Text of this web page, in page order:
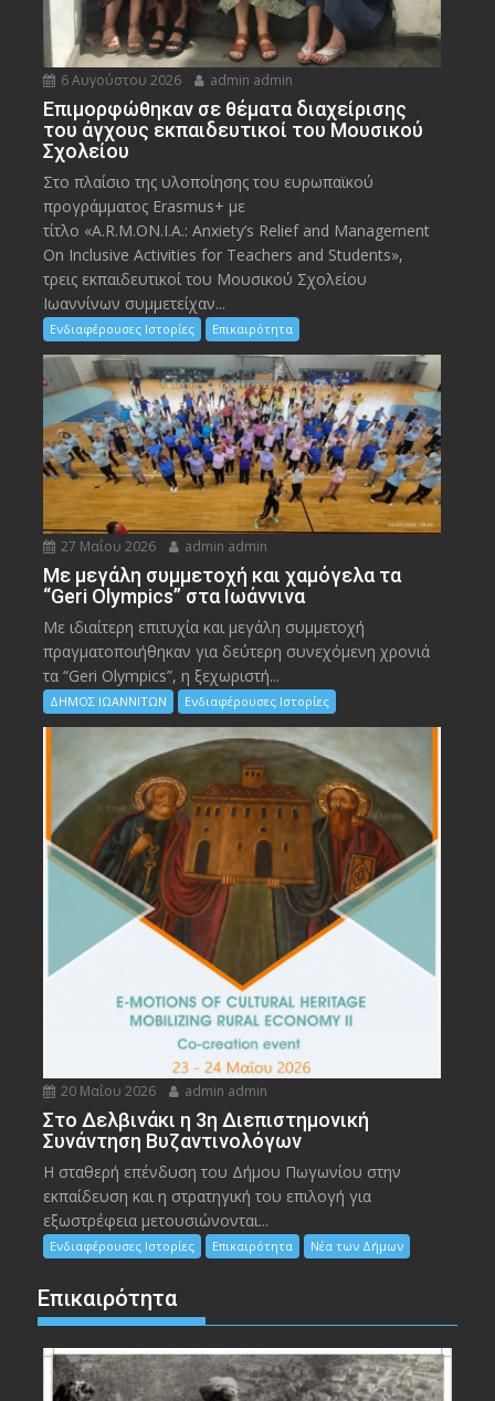
6 Αυγούστου 2026 admin admin
Eπιμορφώθηκαν σε θέματα διαχείρισης
του άγχους εκπαιδευτικοί του Μουσικού
Σχολείου
Στο πλαίσιο της υλοποίησης του ευρωπαϊκού
προγράμματος Erasmus+ με
τίτλο «A.R.M.ON.I.A.: Anxiety’s Relief and Management
On Inclusive Activities for Teachers and Students»,
τρεις εκπαιδευτικοί του Μουσικού Σχολείου
Ιωαννίνων συμμετείχαν...
Ενδιαφέρουσες Ιστορίες Επικαιρότητα
27 Μαΐου 2026 admin admin
Με μεγάλη συμμετοχή και χαμόγελα τα
“Geri Olympics” στα Ιωάννινα
Με ιδιαίτερη επιτυχία και μεγάλη συμμετοχή
πραγματοποιήθηκαν για δεύτερη συνεχόμενη χρονιά
τα “Geri Olympics”, η ξεχωριστή...
ΔΗΜΟΣ ΙΩΑΝΝΙΤΩΝ Ενδιαφέρουσες Ιστορίες
20 Μαΐου 2026 admin admin
Στο Δελβινάκι η 3η Διεπιστημονική
Συνάντηση Βυζαντινολόγων
Η σταθερή επένδυση του Δήμου Πωγωνίου στην
εκπαίδευση και η στρατηγική του επιλογή για
εξωστρέφεια μετουσιώνονται...
Ενδιαφέρουσες Ιστορίες Επικαιρότητα Νέα των Δήμων
Επικαιρότητα